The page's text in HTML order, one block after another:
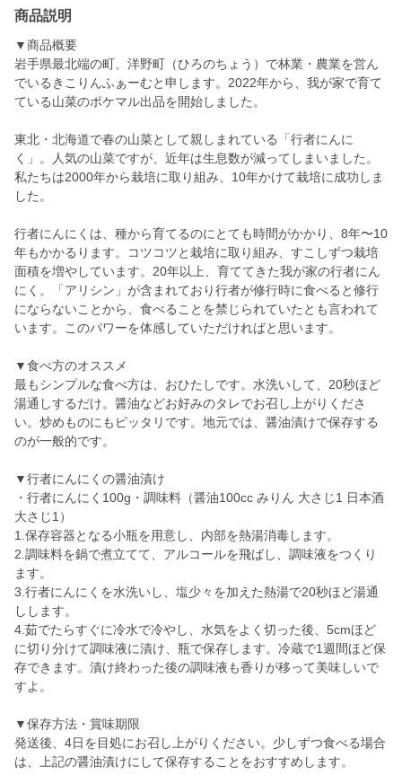
商品説明
▼商品概要
岩手県最北端の町、洋野町（ひろのちょう）で林業・農業を営ん
でいるきこりんふぁーむと申します。2022年から、我が家で育て
ている山菜のポケマル出品を開始しました。
東北・北海道で春の山菜として親しまれている「行者にんに
く」。人気の山菜ですが、近年は生息数が減ってしまいました。
私たちは2000年から栽培に取り組み、10年かけて栽培に成功しま
した。
行者にんにくは、種から育てるのにとても時間がかかり、8年〜10
年もかかるります。コツコツと栽培に取り組み、すこしずつ栽培
面積を増やしています。20年以上、育ててきた我が家の行者にん
にく。「アリシン」が含まれており行者が修行時に食べると修行
にならないことから、食べることを禁じられていたとも言われて
います。このパワーを体感していただければと思います。
▼食べ方のオススメ
最もシンプルな食べ方は、おひたしです。水洗いして、20秒ほど
湯通しするだけ。醤油などお好みのタレでお召し上がりくださ
い。炒めものにもピッタリです。地元では、醤油漬けで保存する
のが一般的です。
▼行者にんにくの醤油漬け
・行者にんにく100g・調味料（醤油100cc みりん 大さじ1 日本酒
大さじ1）
1.保存容器となる小瓶を用意し、内部を熱湯消毒します。
2.調味料を鍋で煮立てて、アルコールを飛ばし、調味液をつくり
ます。
3.行者にんにくを水洗いし、塩少々を加えた熱湯で20秒ほど湯通
しします。
4.茹でたらすぐに冷水で冷やし、水気をよく切った後、5cmほど
に切り分けて調味液に漬け、瓶で保存します。冷蔵で1週間ほど保
存できます。漬け終わった後の調味液も香りが移って美味しいで
すよ。
▼保存方法・賞味期限
発送後、4日を目処にお召し上がりください。少しずつ食べる場合
は、上記の醤油漬けにして保存することをおすすめします。